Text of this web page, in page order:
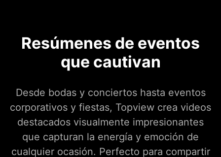
Resúmenes de eventos
que cautivan
Desde bodas y conciertos hasta eventos
corporativos y fiestas, Topview crea videos
destacados visualmente impresionantes
que capturan la energía y emoción de
cualquier ocasión. Perfecto para compartir